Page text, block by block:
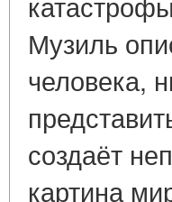
Музиль
человека,
создаёт
картина